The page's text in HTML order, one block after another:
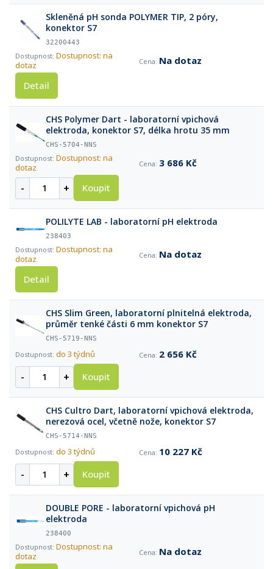
Skleněná pH sonda POLYMER TIP, 2 póry,
konektor S7
32200443
Dostupnost: na
dotaz
Na dotaz
Detail
CHS Polymer Dart - laboratorní vpichová
elektroda, konektor S7, délka hrotu 35 mm
CHS-5704-NNS
Dostupnost: na
dotaz
3 686 Kč
- + Koupit
POLILYTE LAB - laboratorní pH elektroda
238403
Dostupnost: na
dotaz
Na dotaz
Detail
CHS Slim Green, laboratorní plnitelná elektroda,
průměr tenké části 6 mm konektor S7
CHS-5719-NNS
do 3 týdnů 2 656 Kč
- + Koupit
CHS Cultro Dart, laboratorní vpichová elektroda,
nerezová ocel, včetně nože, konektor S7
CHS-5714-NNS
do 3 týdnů 10 227 Kč
- + Koupit
DOUBLE PORE - laboratorní vpichová pH
elektroda
238400
Dostupnost: na
dotaz
Na dotaz